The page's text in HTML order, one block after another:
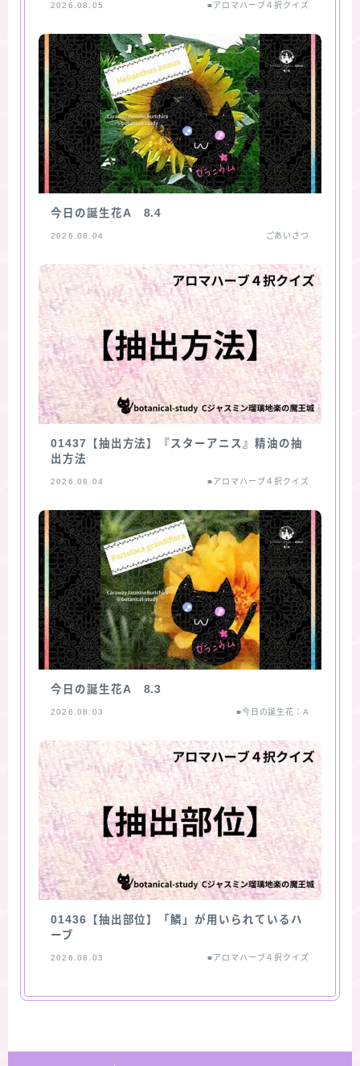
2026.08.05 ■アロマハーブ４択クイズ
今日の誕生花A 8.4
2026.08.04 ごあいさつ
01437【抽出方法】『スターアニス』精油の抽
出方法
2026.08.04 ■アロマハーブ４択クイズ
今日の誕生花A 8.3
2026.08.03 ■今日の誕生花：A
01436【抽出部位】「鱗」が用いられているハ
ーブ
2026.08.03 ■アロマハーブ４択クイズ